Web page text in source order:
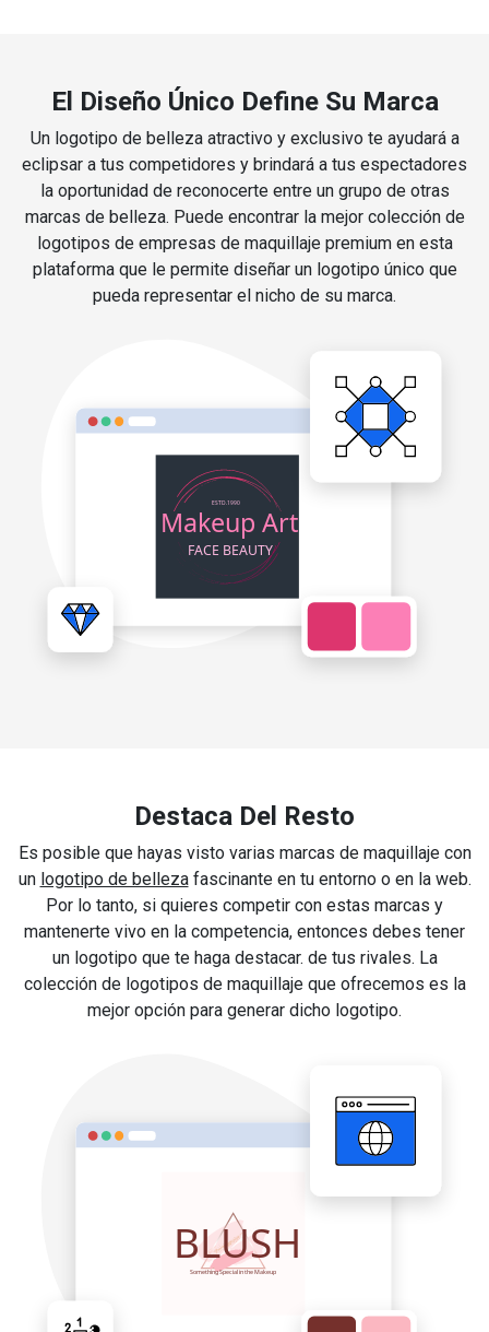
El Diseño Único Define Su Marca
Un logotipo de belleza atractivo y exclusivo te ayudará a
eclipsar a tus competidores y brindará a tus espectadores
la oportunidad de reconocerte entre un grupo de otras
marcas de belleza. Puede encontrar la mejor colección de
logotipos de empresas de maquillaje premium en esta
plataforma que le permite diseñar un logotipo único que
pueda representar el nicho de su marca.
Destaca Del Resto
Es posible que hayas visto varias marcas de maquillaje con
un logotipo de bellezafascinante en tu entorno o en la web.
Por lo tanto, si quieres competir con estas marcas y
mantenerte vivo en la competencia, entonces debes tener
un logotipo que te haga destacar. de tus rivales. La
colección de logotipos de maquillaje que ofrecemos es la
mejor opción para generar dicho logotipo.